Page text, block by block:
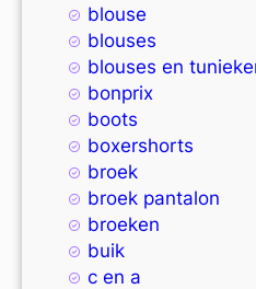
blouse
blouses
blouses en
bonprix
boots
boxershorts
broek
broek pantalon
broeken
buik
c en a